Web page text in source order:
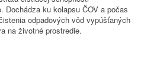
Dochádza ku kolapsu ČOV a počas
odpadových vôd vypúšťaných
na životné prostredie.